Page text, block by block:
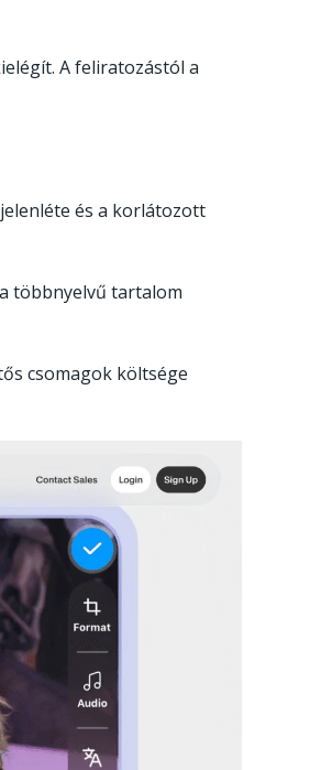
A feliratozástól a
és a korlátozott
többnyelvű tartalom
csomagok költsége